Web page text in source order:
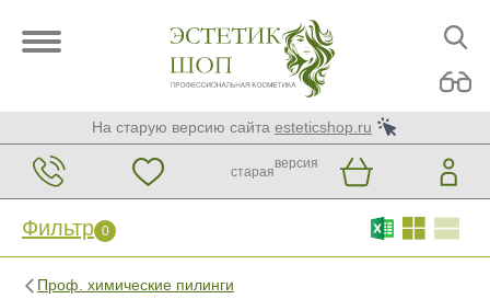
На старую версию сайта esteticshop.ru
старая
версия
Фильтр 0
Проф. химические пилинги
Фильтр 0